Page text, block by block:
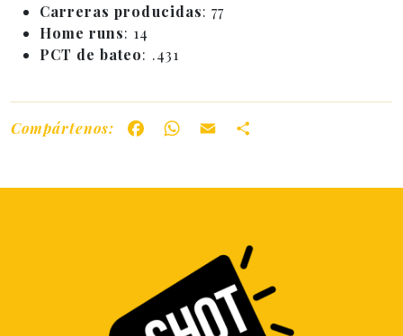
Carreras producidas: 77
Home runs: 14
PCT de bateo: .431
Compártenos: FacebookWhatsApp
Email